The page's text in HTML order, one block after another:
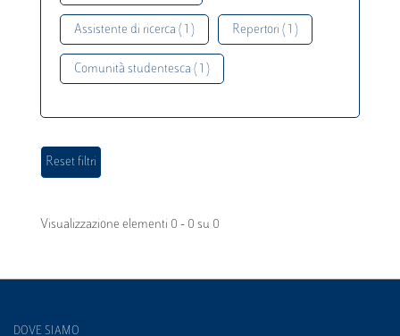
Assistente di ricerca ( 1 ) Repertori ( 1 )
Comunità studentesca ( 1 )
Visualizzazione elementi 0 - 0 su 0
DOVE SIAMO